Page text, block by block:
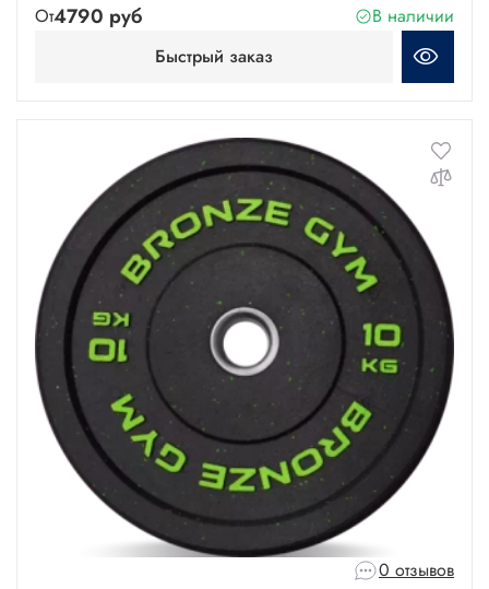
От4790 руб
В наличии
Быстрый заказ
0 отзывов